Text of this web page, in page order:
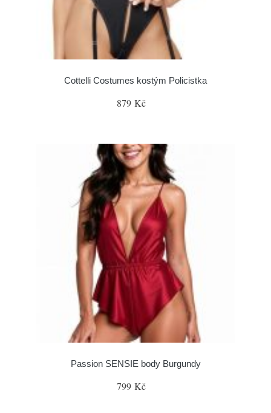
Cottelli Costumes kostým Policistka
879 Kč
Passion SENSIE body Burgundy
799 Kč